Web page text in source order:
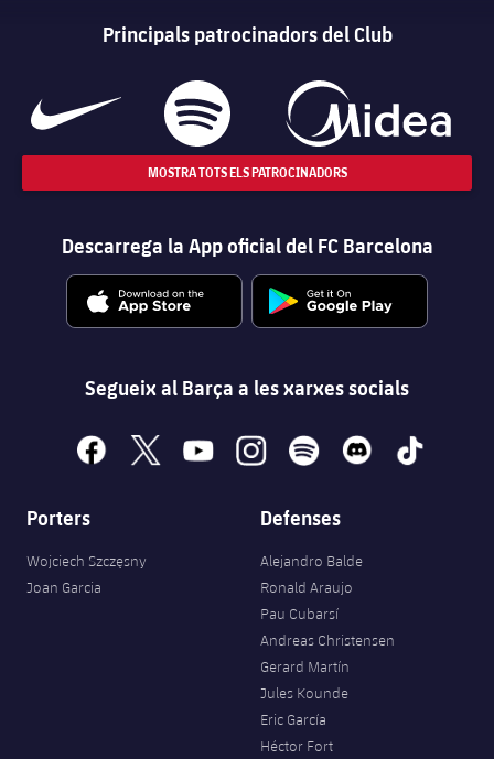
Principals patrocinadors del Club
MOSTRA TOTS ELS PATROCINADORS
Descarrega la App oficial del FC Barcelona
Segueix al Barça a les xarxes socials
facebook
x youtubeinstagramspotify discord tiktok
Porters
Wojciech Szczęsny
Joan Garcia
Defenses
Alejandro Balde
Ronald Araujo
Pau Cubarsí
Andreas Christensen
Gerard Martín
Jules Kounde
Eric García
Héctor Fort